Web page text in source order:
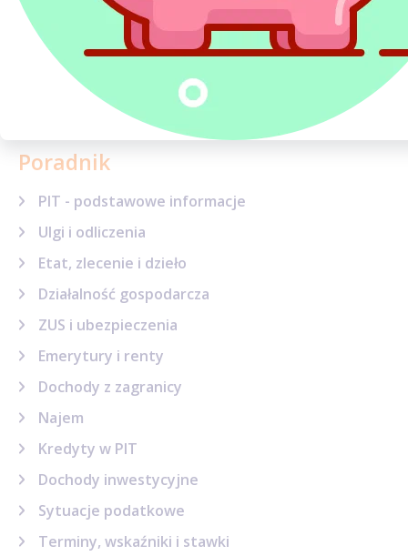
Absolwent Uniwersytetu Wrocławskiego ze specjalizacją
w prawie podatkowym. Doświadczenie zawodowe zdobywał
w renomowanych wrocławskich kancelariach doradztwa
podatkowego, w tym WPW Doradztwo Podatkowe sp. z o. (...)
Poradnik
PIT - podstawowe informacje
Ulgi i odliczenia
Etat, zlecenie i dzieło
Działalność gospodarcza
ZUS i ubezpieczenia
Emerytury i renty
Dochody z zagranicy
Najem
Kredyty w PIT
Dochody inwestycyjne
Sytuacje podatkowe
Terminy, wskaźniki i stawki